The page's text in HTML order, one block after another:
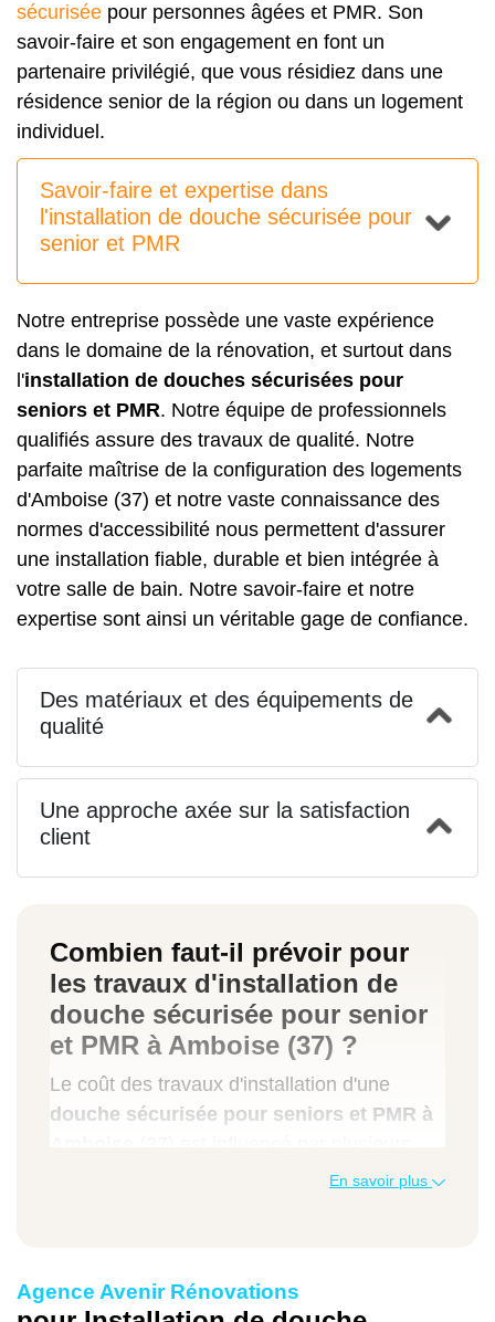
sécurisée pour personnes âgées et PMR. Son
savoir-faire et son engagement en font un
partenaire privilégié, que vous résidiez dans une
résidence senior de la région ou dans un logement
individuel.
Savoir-faire et expertise dans
l'installation de douche sécurisée pour
senior et PMR
Notre entreprise possède une vaste expérience
dans le domaine de la rénovation, et surtout dans
l'installation de douches sécurisées pour
seniors et PMR. Notre équipe de professionnels
qualifiés assure des travaux de qualité. Notre
parfaite maîtrise de la configuration des logements
d'Amboise (37) et notre vaste connaissance des
normes d'accessibilité nous permettent d'assurer
une installation fiable, durable et bien intégrée à
votre salle de bain. Notre savoir-faire et notre
expertise sont ainsi un véritable gage de confiance.
Des matériaux et des équipements de
qualité
Une approche axée sur la satisfaction
client
Combien faut-il prévoir pour
les travaux d'installation de
douche sécurisée pour senior
et PMR à Amboise (37) ?
Le coût des travaux d'installation d'une
douche sécurisée pour seniors et PMR à
éléments. La configuration de la salle de
final. Une douche à l'italienne nécessitera
En savoir plus
Agence Avenir Rénovations